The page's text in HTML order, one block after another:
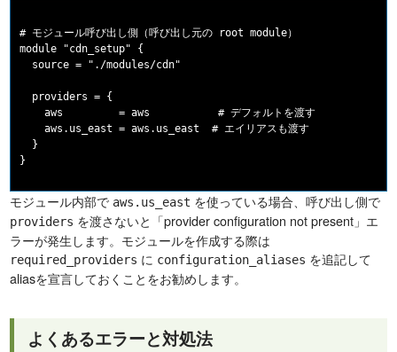
# モジュール呼び出し側（呼び出し元の root module）
module "cdn_setup" {
  source = "./modules/cdn"
  providers = {
    aws         = aws           # デフォルトを渡す
    aws.us_east = aws.us_east  # エイリアスも渡す
  }
モジュール内部で aws.us_east を使っている場合、呼び出し側で
providers を渡さないと「provider configuration not present」エ
ラーが発生します。モジュールを作成する際は
required_providers に configuration_aliases を追記して
aliasを宣言しておくことをお勧めします。
よくあるエラーと対処法